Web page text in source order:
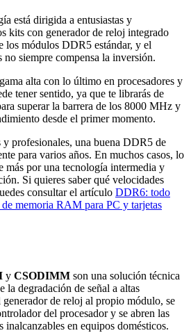
está dirigida a entusiastas y
kits con generador de reloj integrado
los módulos DDR5 estándar, y el
no siempre compensa la inversión.
alta con lo último en procesadores y
tener sentido, ya que te librarás de
superar la barrera de los 8000 MHz y
desde el primer momento.
y profesionales, una buena DDR5 de
para varios años. En muchos casos, lo
más por una tecnología intermedia y
Si quieres saber qué velocidades
consultar el artículo DDR6: todo
memoria RAM para PC y tarjetas
y CSODIMM son una solución técnica
la degradación de señal a altas
de reloj al propio módulo, se
del procesador y se abren las
inalcanzables en equipos domésticos.